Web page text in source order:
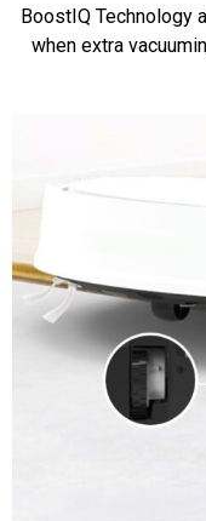
BoostIQ Technology
when extra